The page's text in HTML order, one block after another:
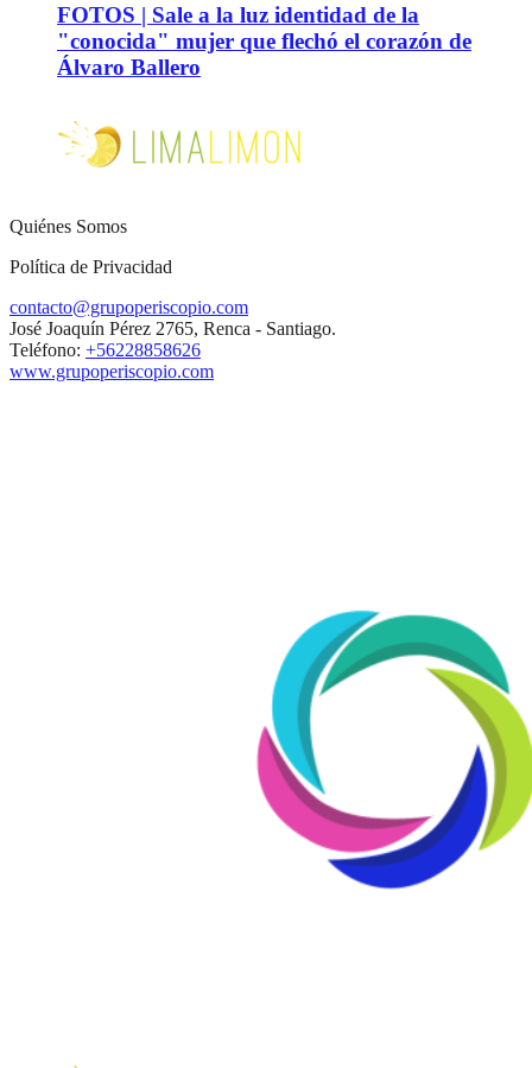
FOTOS | Sale a la luz identidad de la
"conocida" mujer que flechó el corazón de
Álvaro Ballero
Quiénes Somos
Política de Privacidad
contacto@grupoperiscopio.com
José Joaquín Pérez 2765, Renca - Santiago.
Teléfono: +56228858626
www.grupoperiscopio.com